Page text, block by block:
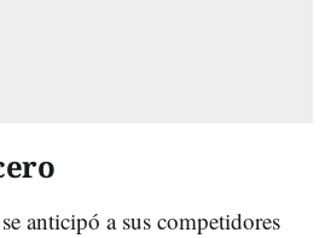
anticipó a sus competidores